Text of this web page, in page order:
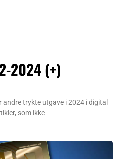
2024 (+)
andre trykte utgave i 2024 i digital
som ikke